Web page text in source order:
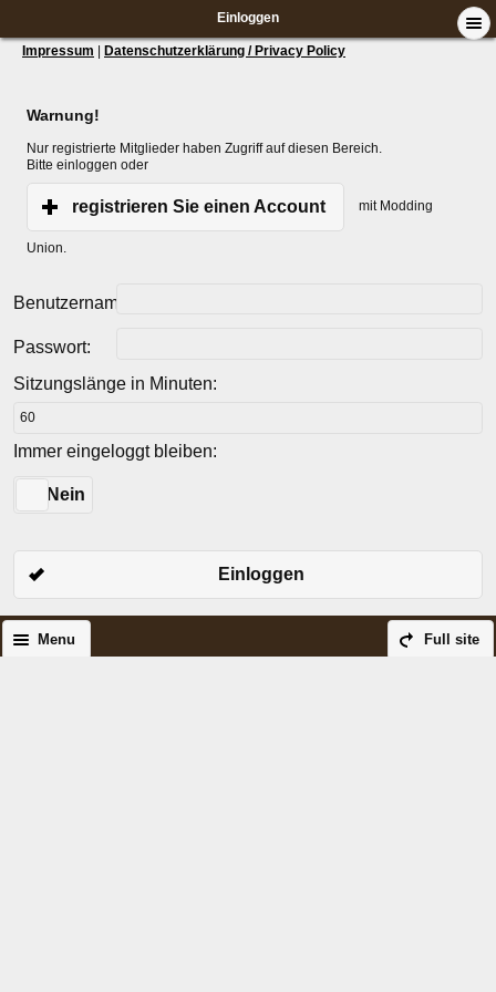
Einloggen
Impressum Datenschutzerklärung / Privacy Policy
Warnung!
Nur registrierte Mitglieder haben Zugriff auf diesen Bereich.
Bitte einloggen oder
registrieren Sie einen Account mit Modding
Union.
Benutzername:
Passwort:
Sitzungslänge in Minuten:
Immer eingeloggt bleiben:
Nein
Einloggen
Full site
Menu